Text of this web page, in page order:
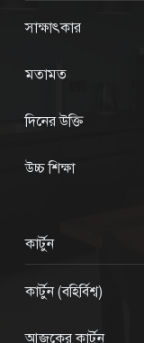
সাক্ষাৎকার
মতামত
দিনের উক্তি
উচ্চ শিক্ষা
কার্টুন
কার্টুন (বহির্বিশ্ব)
আজকের কার্টুন